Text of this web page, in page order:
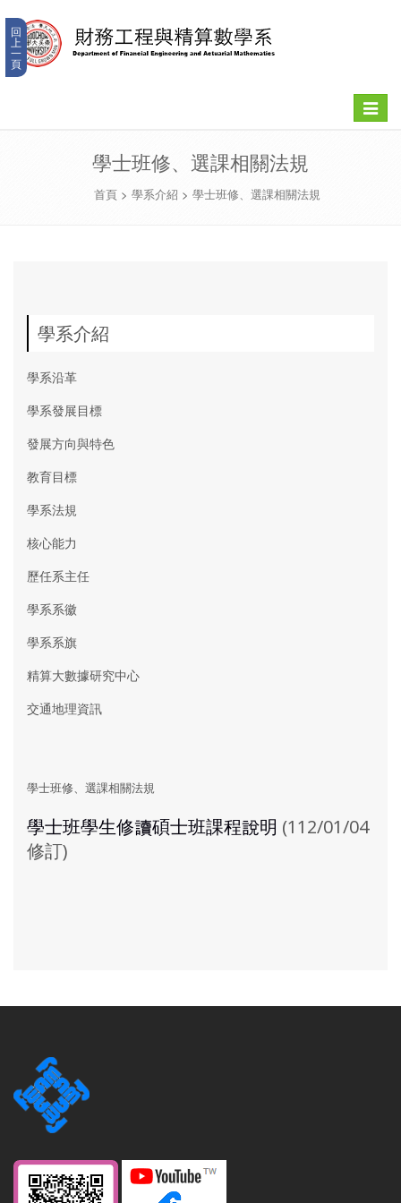
回
上
一
頁
Toggle
學士班修、選課相關法規
首頁 > 學系介紹 > 學士班修、選課相關法規
學系介紹
學系沿革
學系發展目標
發展方向與特色
教育目標
學系法規
核心能力
歷任系主任
學系系徽
學系系旗
精算大數據研究中心
交通地理資訊
學士班修、選課相關法規
學士班學生修讀碩士班課程說明 (112/01/04
修訂)